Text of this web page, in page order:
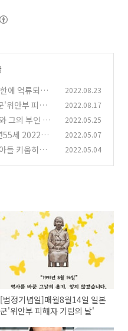
에 억류되다
년 6월 사
2022.08.23
안부 피해자
2022.08.17
그의 부인 원
영혼♡
(80)
2022.05.25
년5
(66)
2022.05.07
키움히어로
2022.05.04
[법정기념일]매월8월14일 일본
군'위안부 피해자 기림의 날'